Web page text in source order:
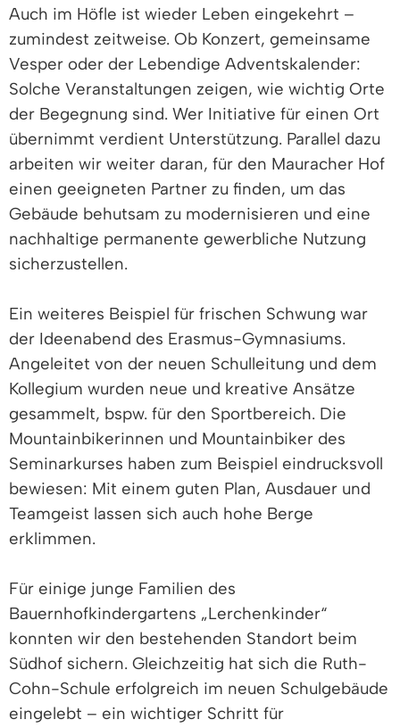
Auch im Höfle ist wieder Leben eingekehrt –
zumindest zeitweise. Ob Konzert, gemeinsame
Vesper oder der Lebendige Adventskalender:
Solche Veranstaltungen zeigen, wie wichtig Orte
der Begegnung sind. Wer Initiative für einen Ort
übernimmt verdient Unterstützung. Parallel dazu
arbeiten wir weiter daran, für den Mauracher Hof
einen geeigneten Partner zu finden, um das
Gebäude behutsam zu modernisieren und eine
nachhaltige permanente gewerbliche Nutzung
sicherzustellen.
Ein weiteres Beispiel für frischen Schwung war
der Ideenabend des Erasmus-Gymnasiums.
Angeleitet von der neuen Schulleitung und dem
Kollegium wurden neue und kreative Ansätze
gesammelt, bspw. für den Sportbereich. Die
Mountainbikerinnen und Mountainbiker des
Seminarkurses haben zum Beispiel eindrucksvoll
bewiesen: Mit einem guten Plan, Ausdauer und
Teamgeist lassen sich auch hohe Berge
erklimmen.
Für einige junge Familien des
Bauernhofkindergartens „Lerchenkinder“
konnten wir den bestehenden Standort beim
Südhof sichern. Gleichzeitig hat sich die Ruth-
Cohn-Schule erfolgreich im neuen Schulgebäude
eingelebt – ein wichtiger Schritt für